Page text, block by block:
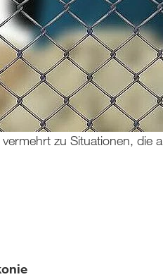
zu Situationen, die